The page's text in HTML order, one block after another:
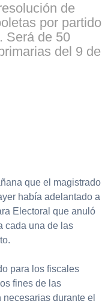
de
por partido
Será de 50
del 9 de
que el magistrado
había adelantado a
Electoral que anuló
cada una de las
para los fiscales
fines de las
durante el